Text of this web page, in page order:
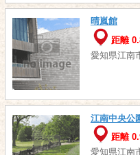
晴嵐館
距離
愛知県江南
江南中央公
距離
愛知県江南